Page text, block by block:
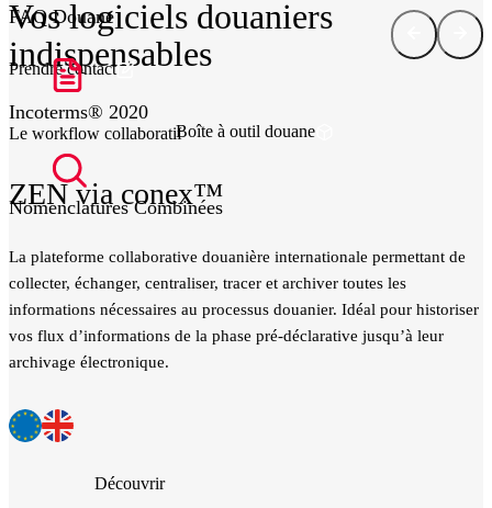
Prendre contact
Boîte à outil douane
Vos logiciels douaniers
indispensables
Le workflow collaboratif
ZEN via conex™
La plateforme collaborative douanière internationale permettant de
collecter, échanger, centraliser, tracer et archiver toutes les
informations nécessaires au processus douanier. Idéal pour historiser
vos flux d’informations de la phase pré-déclarative jusqu’à leur
archivage électronique.
Découvrir
FAQ Douane
Incoterms® 2020
Nomenclatures Combinées